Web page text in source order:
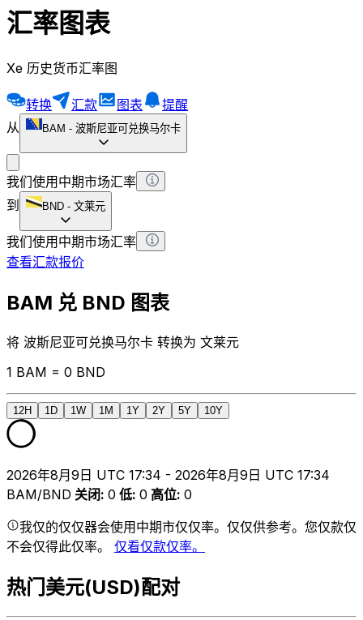
汇率图表
Xe 历史货币汇率图
转换 汇款 图表
提醒
从
BAM - 波斯尼亚可兑换马尔卡
我们使用中期市场汇率
到
BND - 文莱元
我们使用中期市场汇率
查看汇款报价
BAM 兑 BND 图表
将 波斯尼亚可兑换马尔卡 转换为 文莱元
1 BAM = 0 BND
12H 1D 1W 1M 1Y 2Y 5Y 10Y
2026年8月9日 UTC 17:34 - 2026年8月9日 UTC 17:34
BAM/BND 关闭: 0 低: 0 高位: 0
我仅的仅仅器会使用中期市仅仅率。仅仅供参考。您仅款仅
不会仅得此仅率。 仅看仅款仅率。
热门美元(USD)配对